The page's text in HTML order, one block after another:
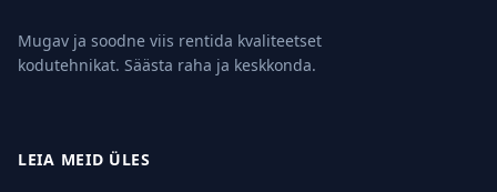
Mugav ja soodne viis rentida kvaliteetset
kodutehnikat. Säästa raha ja keskkonda.
LEIA MEID ÜLES